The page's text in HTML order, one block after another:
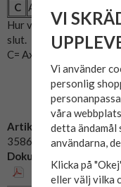
C Armlängd (cm)
Hur vi mätt: A=
slut.
C= Axeln till slutet på
Artikelnummer:
3586-mellangra
Dokument:
Storleksguide
VI
Vi använder
personlig
våra
detta ändamål
användarna,
Klicka på
eller välj vilka